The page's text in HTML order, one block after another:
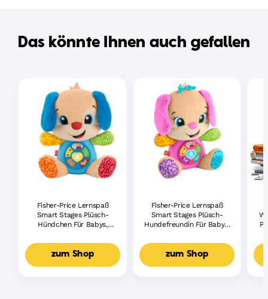
Das könnte Ihnen auch gefallen
Fisher-Price Lernspaß
Smart Stages Plüsch-
Hündchen Für Babys,
Lernspielzeug,
Mehrsprachige Version
zum Shop
Fisher-Price Lernspaß
Smart Stages Plüsch-
Hundefreundin Für Babys,
Lernspielzeug,
Mehrsprachige Version
zum Shop